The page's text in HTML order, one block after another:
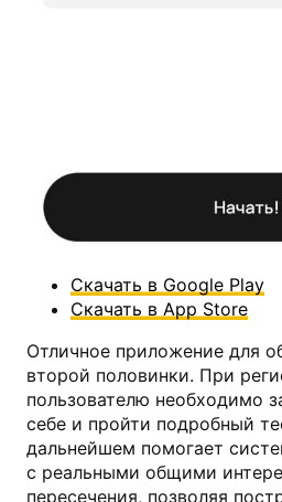
Скачать в Google Play
Скачать в App Store
Отличное приложение для
второй половинки. При
пользователю необходимо
себе и пройти подробный
дальнейшем помогает
с реальными общими
пересечения, позволяя